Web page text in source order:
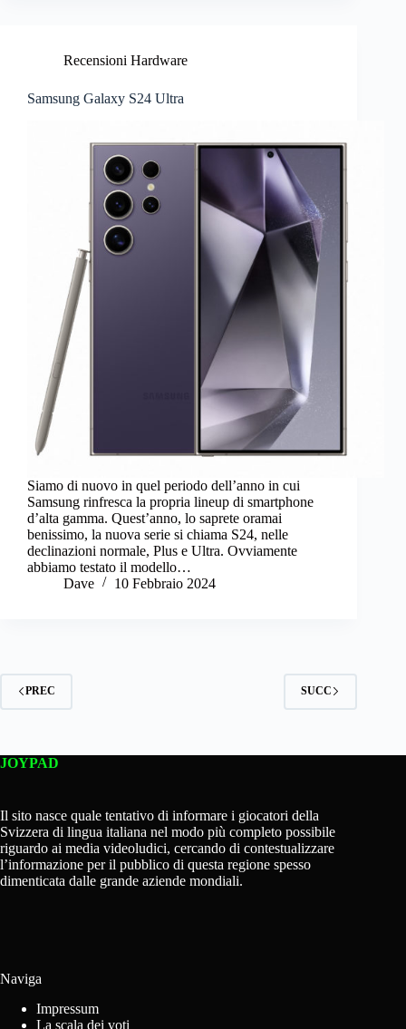
Recensioni Hardware
Samsung Galaxy S24 Ultra
Siamo di nuovo in quel periodo dell’anno in cui
Samsung rinfresca la propria lineup di smartphone
d’alta gamma. Quest’anno, lo saprete oramai
benissimo, la nuova serie si chiama S24, nelle
declinazioni normale, Plus e Ultra. Ovviamente
abbiamo testato il modello…
Dave
10 Febbraio 2024
PREC SUCC
JOYPAD
Il sito nasce quale tentativo di informare i giocatori della
Svizzera di lingua italiana nel modo più completo possibile
riguardo ai media videoludici, cercando di contestualizzare
l’informazione per il pubblico di questa regione spesso
dimenticata dalle grande aziende mondiali.
Naviga
Impressum
La scala dei voti